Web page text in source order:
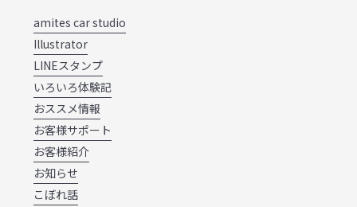
amites car studio
Illustrator
LINEスタンプ
いろいろ体験記
おススメ情報
お客様サポート
お客様紹介
お知らせ
こぼれ話